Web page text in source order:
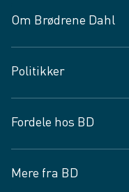
Om Brødrene Dahl
Vagttelefon 30 10 89 89
Spørgsmål og svar
Job og karriere
Fødevarekontrolrapport
Politikker
Privatlivspolitik
Cookies
Vilkår og betingelser
Fordele hos BD
BD app
Mere fra BD